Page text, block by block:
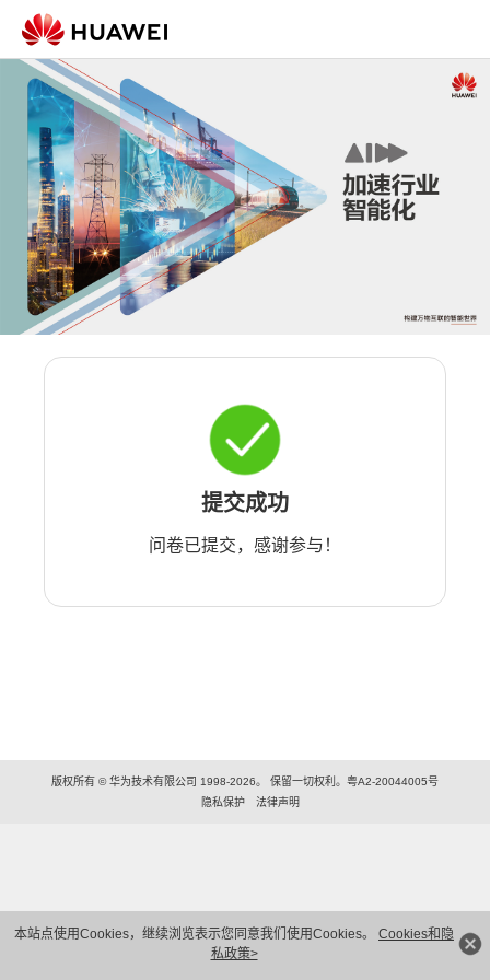
本站点使用Cookies，继续浏览表示您同意我们使用Cookies。 Cookies和隐
私政策>
提交成功
问卷已提交，感谢参与！
版权所有 © 华为技术有限公司 1998-2026。 保留一切权利。粤A2-20044005号
隐私保护
法律声明